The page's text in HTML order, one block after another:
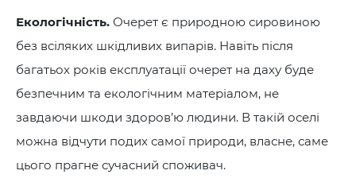
Екологічність. Очерет є природною сировиною
без всіляких шкідливих випарів. Навіть після
багатьох років експлуатації очерет на даху буде
безпечним та екологічним матеріалом, не
завдаючи шкоди здоров’ю людини. В такій оселі
можна відчути подих самої природи, власне, саме
цього прагне сучасний споживач.